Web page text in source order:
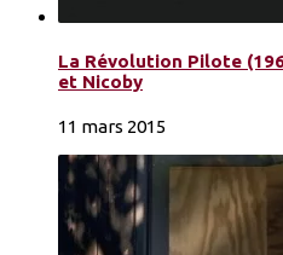
La Révolution Pilote
et Nicoby
11 mars 2015